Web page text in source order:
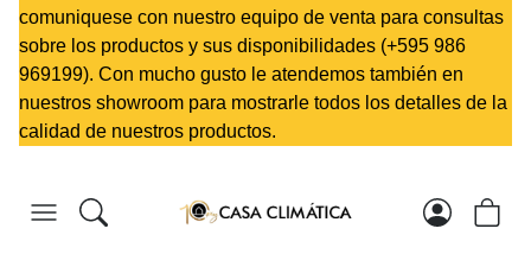
comuniquese con nuestro equipo de venta para consultas
sobre los productos y sus disponibilidades (+595 986
969199). Con mucho gusto le atendemos también en
nuestros showroom para mostrarle todos los detalles de la
calidad de nuestros productos.